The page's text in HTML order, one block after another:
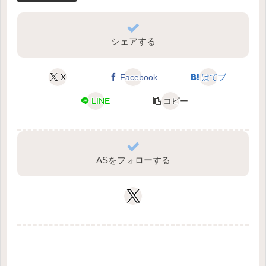
シェアする
X Facebook はてブ
LINE コピー
ASをフォローする